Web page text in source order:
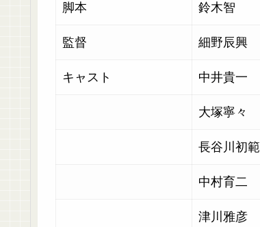
脚本 鈴木智
監督 細野辰興
キャスト 中井貴一
大塚寧々
長谷川初範
中村育二
津川雅彦